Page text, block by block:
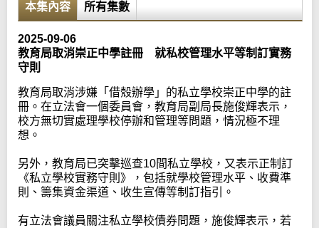
本集內容 所有集數
2025-09-06
教育局取消崇正中學註冊 就私校管理水平等制訂實務
守則
教育局取消涉嫌「借殼辦學」的私立學校崇正中學的註
冊。在立法會一個委員會，教育局副局長施俊輝表示，
校方無切實處理學校停辦和管理等問題，情況極不理
想。
另外，教育局已突擊巡查10間私立學校，又表示正制訂
《私立學校實務守則》，包括就學校管理水平、收費準
則、籌集資金渠道、收生宣傳等制訂指引。
有立法會議員關注私立學校債券問題，施俊輝表示，若